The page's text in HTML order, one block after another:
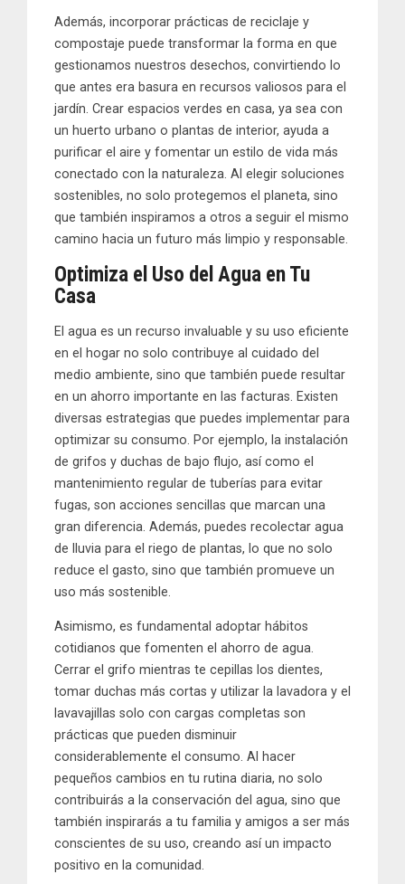
Además, incorporar prácticas de reciclaje y
compostaje puede transformar la forma en que
gestionamos nuestros desechos, convirtiendo lo
que antes era basura en recursos valiosos para el
jardín. Crear espacios verdes en casa, ya sea con
un huerto urbano o plantas de interior, ayuda a
purificar el aire y fomentar un estilo de vida más
conectado con la naturaleza. Al elegir soluciones
sostenibles, no solo protegemos el planeta, sino
que también inspiramos a otros a seguir el mismo
camino hacia un futuro más limpio y responsable.
Optimiza el Uso del Agua en Tu
Casa
El agua es un recurso invaluable y su uso eficiente
en el hogar no solo contribuye al cuidado del
medio ambiente, sino que también puede resultar
en un ahorro importante en las facturas. Existen
diversas estrategias que puedes implementar para
optimizar su consumo. Por ejemplo, la instalación
de grifos y duchas de bajo flujo, así como el
mantenimiento regular de tuberías para evitar
fugas, son acciones sencillas que marcan una
gran diferencia. Además, puedes recolectar agua
de lluvia para el riego de plantas, lo que no solo
reduce el gasto, sino que también promueve un
uso más sostenible.
Asimismo, es fundamental adoptar hábitos
cotidianos que fomenten el ahorro de agua.
Cerrar el grifo mientras te cepillas los dientes,
tomar duchas más cortas y utilizar la lavadora y el
lavavajillas solo con cargas completas son
prácticas que pueden disminuir
considerablemente el consumo. Al hacer
pequeños cambios en tu rutina diaria, no solo
contribuirás a la conservación del agua, sino que
también inspirarás a tu familia y amigos a ser más
conscientes de su uso, creando así un impacto
positivo en la comunidad.